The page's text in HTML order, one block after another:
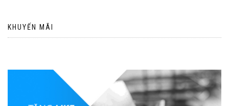
KHUYẾN MÃI